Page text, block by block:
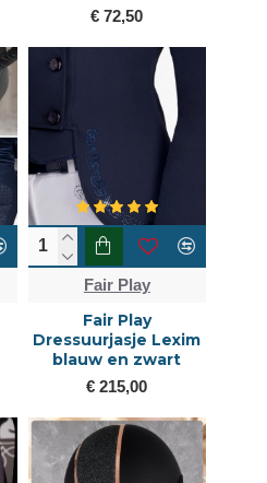
€ 72,50
Fair Play
Fair Play
Dressuurjasje Lexim
blauw en zwart
€ 215,00